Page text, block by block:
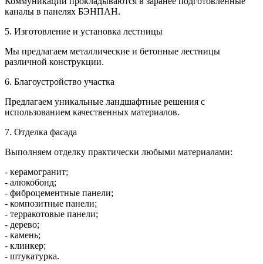
каналы в панелях БЭНПАН.
5. Изготовление и установка лестницы
Мы предлагаем металлические и бетонные лестницы
различной конструкции.
6. Благоустройство участка
Предлагаем уникальные ландшафтные решения с
использованием качественных материалов.
7. Отделка фасада
Выполняем отделку практически любыми материалами:
- керамогранит;
- алюкобонд;
- фиброцементные панели;
- композитные панели;
- терракотовые панели;
- дерево;
- камень;
- клинкер;
- штукатурка.